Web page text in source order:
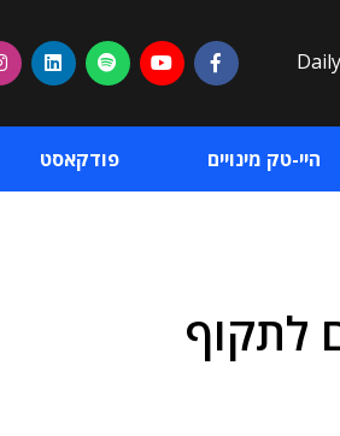
היי-טק מינויים פודקאסט
לתקוף